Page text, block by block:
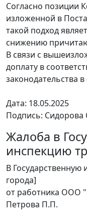
Согласно позиции
изложенной в
такой подход
снижению
В связи с
доплату в
законодательства
Дата: 18.05.2025
Подпись: Сидорова
Жалоба в
инспекцию
В Государственную
города]
от работника ООО
Петрова П.П.